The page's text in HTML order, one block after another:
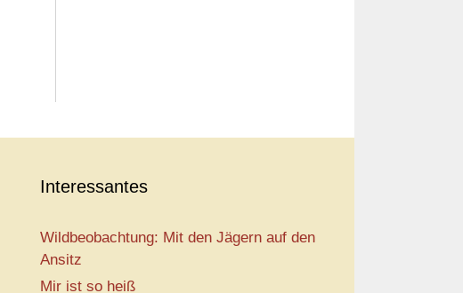
Interessantes
Wildbeobachtung: Mit den Jägern auf den
Ansitz
Mir ist so heiß